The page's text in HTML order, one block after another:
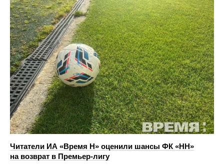
Читатели ИА «Время Н» оценили шансы ФК «НН»
на возврат в Премьер-лигу